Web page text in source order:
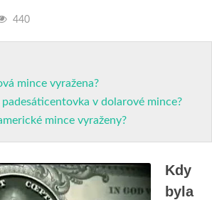
440
mince vyražena?
padesáticentovka v dolarové mince?
mince vyraženy?
Kdy
byla